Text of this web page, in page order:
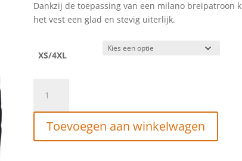
Dankzij de toepassing van een milano breipatroon
het vest een glad en stevig uiterlijk.
XS/4XL
Art
Vest
met
Toevoegen aan winkelwagen